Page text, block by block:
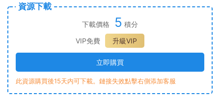
資源下載
下載價格 5 積分
VIP免費
升級VIP
立即購買
此資源購買後15天内可下載。鏈接失效點擊右側添加客服